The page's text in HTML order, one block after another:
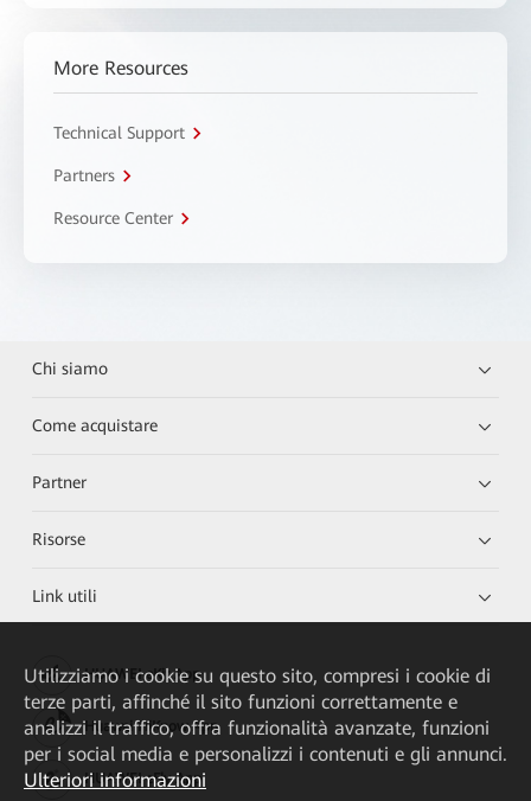
More Resources
Technical Support
Partners
Resource Center
Chi siamo
Come acquistare
Partner
Risorse
Link utili
HUAWEI eKit App
Huawei HiKnow App
HUAWEI eFly App
Utilizziamo i cookie su questo sito, compresi i cookie di
terze parti, affinché il sito funzioni correttamente e
analizzi il traffico, offra funzionalità avanzate, funzioni
per i social media e personalizzi i contenuti e gli annunci.
Ulteriori informazioni